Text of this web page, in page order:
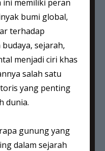
ini memiliki peran
bumi global,
terhadap
sejarah,
menjadi ciri khas
salah satu
yang penting
dunia.
gunung yang
dalam sejarah